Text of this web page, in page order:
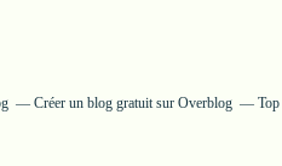
Créer un blog gratuit sur Overblog